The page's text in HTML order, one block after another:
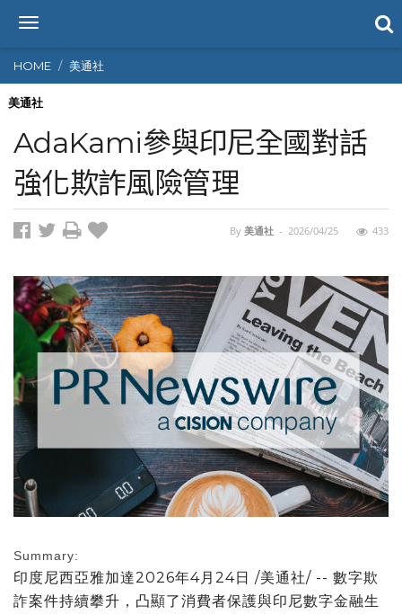
T
g
g
l
n
a
v
i
g
o
n
HOME 美通社
美通社
AdaKami參與印尼全國對話
強化欺詐風險管理
By 美通社 - 2026/04/25 433
Summary:
印度尼西亞雅加達2026年4月24日 /美通社/ -- 數字欺
詐案件持續攀升，凸顯了消費者保護與印尼數字金融生